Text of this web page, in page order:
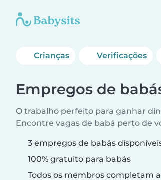
Crianças Verificações
Empregos de
O trabalho perfeito para ganhar
Encontre vagas de babá perto de
3 empregos de babás
100% gratuito para babás
Todos os membros completam